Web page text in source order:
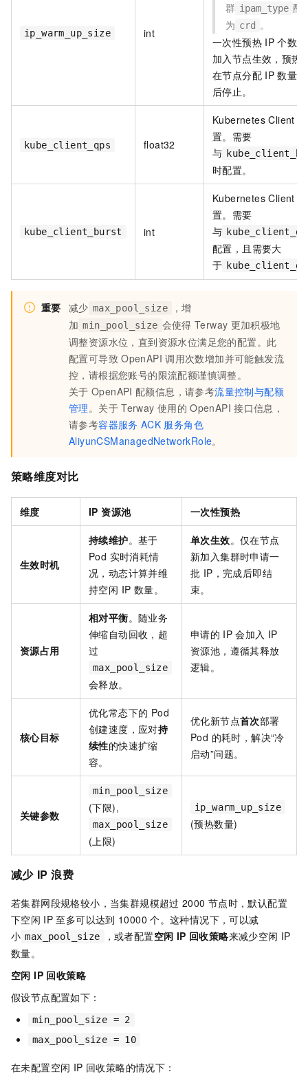
ip_warm_up_size int
群 ipam_type 配
为 crd 。
一次性预热 IP 个数
加入节点生效，预热
在节点分配 IP 数量
后停止。
kube_client_qps float32
Kubernetes Client
置。需要
与
时配置。
kube_client_burst int
Kubernetes Client
置。需要
与
配置，且需要大
于
重要 减少 max_pool_size
，增
加 min_pool_size 会使得 Terway 更加积极地
调整资源水位，直到资源水位满足您的配置。此
配置可导致 OpenAPI 调用次数增加并可能触发流
控，请根据您账号的限流配额谨慎调整。
关于 OpenAPI 配额信息，请参考流量控制与配额
管理。关于 Terway 使用的 OpenAPI 接口信息，
请参考容器服务 ACK 服务角色
AliyunCSManagedNetworkRole。
策略维度对比
维度 IP 资源池 一次性预热
生效时机
持续维护。基于
Pod 实时消耗情
况，动态计算并维
持空闲 IP 数量。
单次生效。仅在节点
新加入集群时申请一
批 IP，完成后即结
束。
资源占用
相对平衡。随业务
伸缩自动回收，超
过
max_pool_size
会释放。
申请的 IP 会加入 IP
资源池，遵循其释放
逻辑。
核心目标
优化常态下的 Pod
创建速度，应对持
续性的快速扩缩
容。
优化新节点首次部署
Pod 的耗时，解决“冷
启动”问题。
关键参数
min_pool_size
(下限),
max_pool_size
(上限)
ip_warm_up_size
(预热数量)
减少 IP 浪费
若集群网段规格较小，当集群规模超过 2000 节点时，默认配置
下空闲 IP 至多可以达到 10000 个。这种情况下，可以减
小 max_pool_size ，或者配置空闲 IP 回收策略来减少空闲 IP
数量。
空闲 IP 回收策略
假设节点配置如下：
min_pool_size = 2
max_pool_size = 10
在未配置空闲 IP 回收策略的情况下：